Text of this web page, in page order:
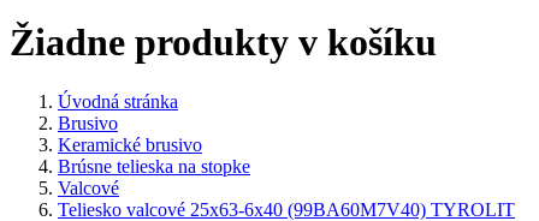
Žiadne produkty v košíku
Úvodná stránka
Brusivo
Keramické brusivo
Brúsne telieska na stopke
Valcové
Teliesko valcové 25x63-6x40 (99BA60M7V40) TYROLIT